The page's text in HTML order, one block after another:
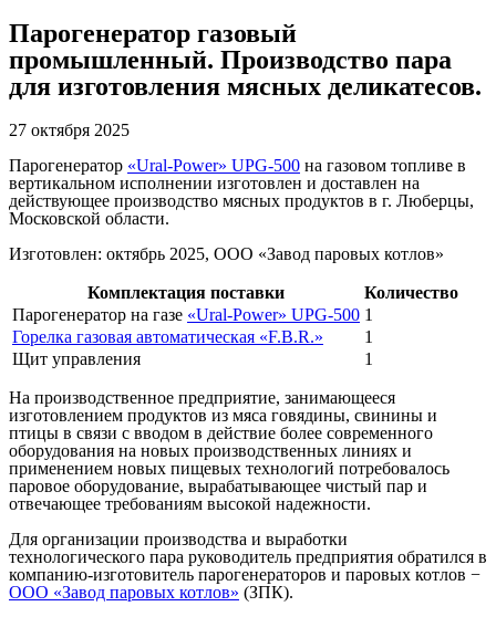
Парогенератор газовый
промышленный. Производство пара
для изготовления мясных деликатесов.
27 октября 2025
Парогенератор «Ural-Power» UPG-500 на газовом топливе в
вертикальном исполнении изготовлен и доставлен на
действующее производство мясных продуктов в г. Люберцы,
Московской области.
Изготовлен: октябрь 2025, ООО «Завод паровых котлов»
Комплектация поставки
Количество
Парогенератор на газе «Ural-Power» UPG-500 1
Горелка газовая автоматическая «F.B.R.»
1
Щит управления
1
На производственное предприятие, занимающееся
изготовлением продуктов из мяса говядины, свинины и
птицы в связи с вводом в действие более современного
оборудования на новых производственных линиях и
применением новых пищевых технологий потребовалось
паровое оборудование, вырабатывающее чистый пар и
отвечающее требованиям высокой надежности.
Для организации производства и выработки
технологического пара руководитель предприятия обратился в
компанию-изготовитель парогенераторов и паровых котлов −
ООО «Завод паровых котлов» (ЗПК).